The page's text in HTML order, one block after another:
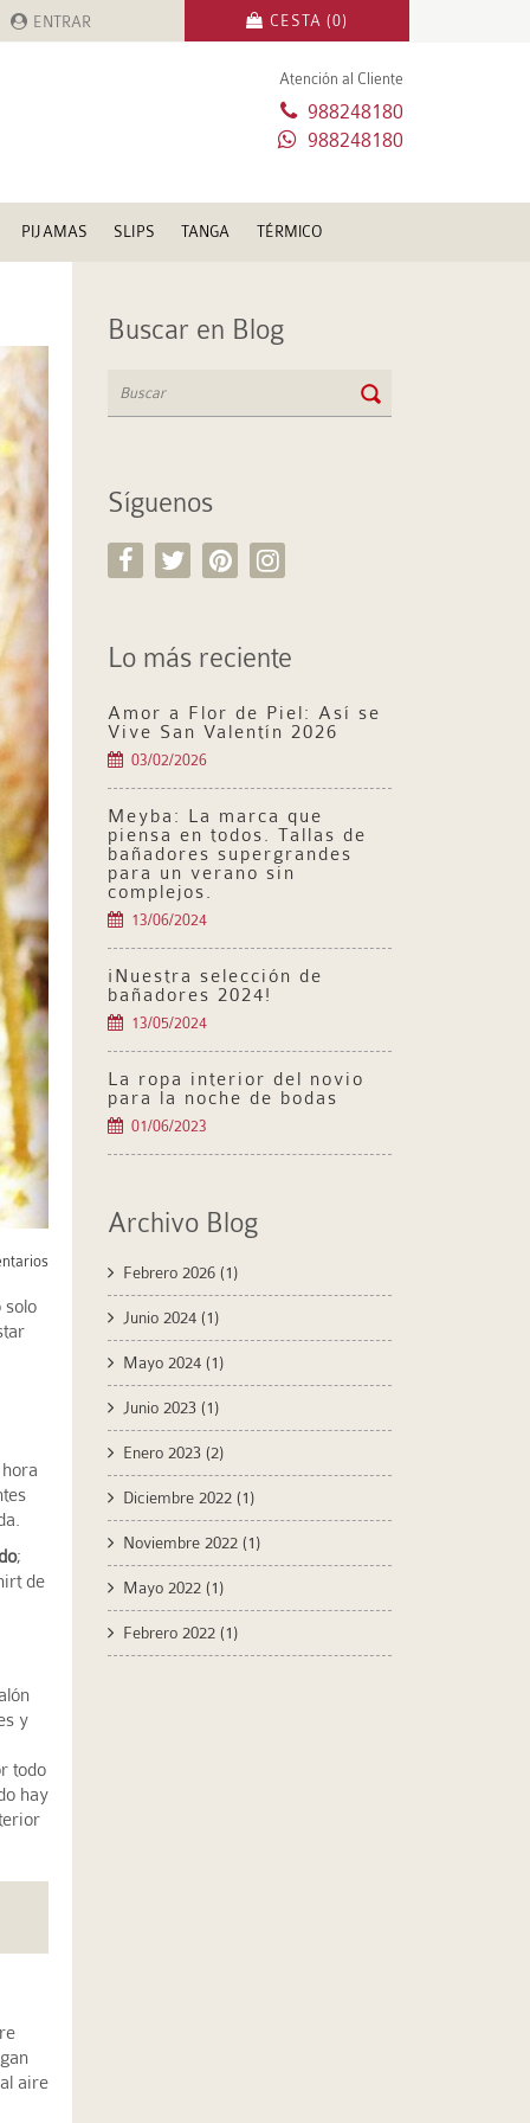
ENTRAR CESTA (0)
Atención al Cliente
988248180
988248180
PIJAMAS SLIPS TANGA TÉRMICO
solo
;
de
y
todo
hay
aire
Buscar en Blog
Síguenos
Lo más reciente
Amor a Flor de Piel: Así se
Vive San Valentín 2026
03/02/2026
Meyba: La marca que
piensa en todos. Tallas de
bañadores supergrandes
para un verano sin
complejos.
13/06/2024
¡Nuestra selección de
bañadores 2024!
13/05/2024
La ropa interior del novio
para la noche de bodas
01/06/2023
Archivo Blog
Febrero 2026 (1)
Junio 2024 (1)
Mayo 2024 (1)
Junio 2023 (1)
Enero 2023 (2)
Diciembre 2022 (1)
Noviembre 2022 (1)
Mayo 2022 (1)
Febrero 2022 (1)